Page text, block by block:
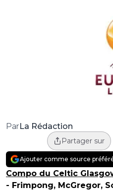
ParLa Rédaction
Partager sur
Ajouter comme source
Compo du Celtic
- Frimpong, McGregor,